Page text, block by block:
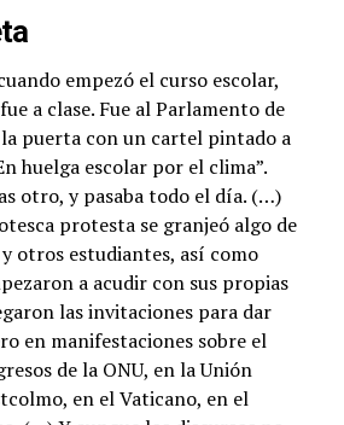
empezó el curso escolar,
a clase. Fue al Parlamento de
la puerta con un cartel pintado a
huelga escolar por el clima”.
otro, y pasaba todo el día. (…)
protesta se granjeó algo de
otros estudiantes, así como
a acudir con sus propias
las invitaciones para dar
en manifestaciones sobre el
de la ONU, en la Unión
en el Vaticano, en el